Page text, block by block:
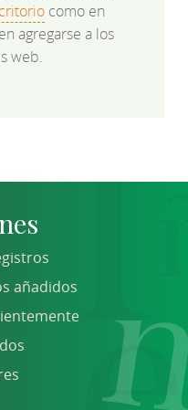
como en
agregarse a los
web.
añadidos